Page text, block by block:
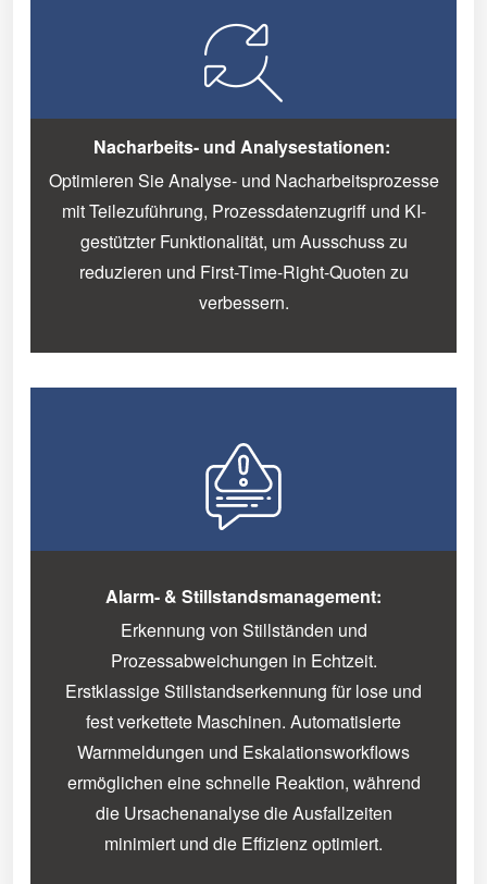
Nacharbeits- und Analysestationen:
Optimieren Sie Analyse- und Nacharbeitsprozesse
mit Teilezuführung, Prozessdatenzugriff und KI-
gestützter Funktionalität, um Ausschuss zu
reduzieren und First-Time-Right-Quoten zu
verbessern.
Alarm- & Stillstandsmanagement:
Erkennung von Stillständen und
Prozessabweichungen in Echtzeit.
Erstklassige Stillstandserkennung für lose und
fest verkettete Maschinen. Automatisierte
Warnmeldungen und Eskalationsworkflows
ermöglichen eine schnelle Reaktion, während
die Ursachenanalyse die Ausfallzeiten
minimiert und die Effizienz optimiert.